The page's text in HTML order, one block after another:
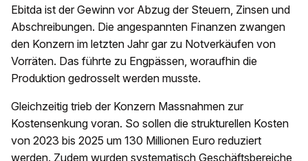
Ebitda ist der Gewinn vor Abzug der Steuern, Zinsen und
Abschreibungen. Die angespannten Finanzen zwangen
den Konzern im letzten Jahr gar zu Notverkäufen von
Vorräten. Das führte zu Engpässen, woraufhin die
Produktion gedrosselt werden musste.
Gleichzeitig trieb der Konzern Massnahmen zur
Kostensenkung voran. So sollen die strukturellen Kosten
von 2023 bis 2025 um 130 Millionen Euro reduziert
werden. Zudem wurden systematisch Geschäftsbereiche